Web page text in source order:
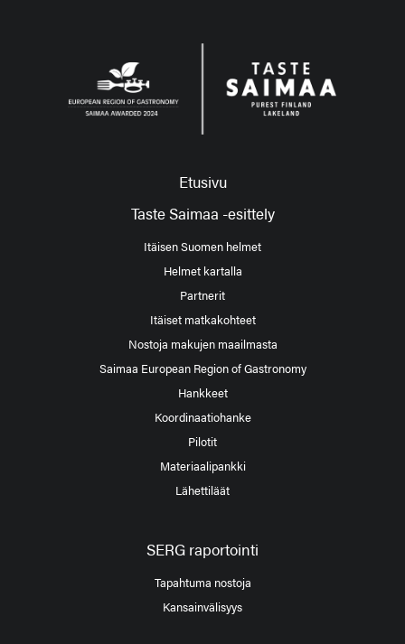
Etusivu
Taste Saimaa -esittely
Itäisen Suomen helmet
Helmet kartalla
Partnerit
Itäiset matkakohteet
Nostoja makujen maailmasta
Saimaa European Region of Gastronomy
Hankkeet
Koordinaatiohanke
Pilotit
Materiaalipankki
Lähettiläät
SERG raportointi
Tapahtuma nostoja
Kansainvälisyys